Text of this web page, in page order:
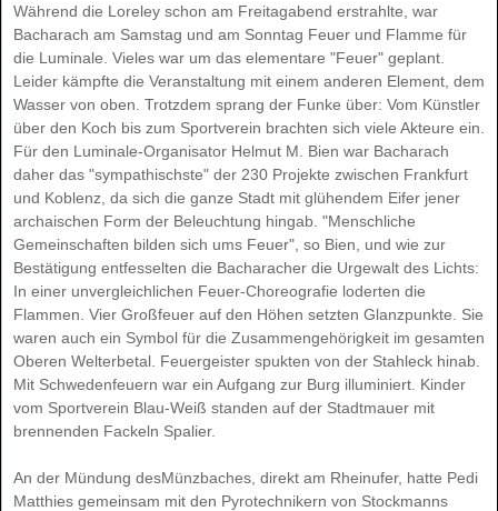
Während die Loreley schon am Freitagabend erstrahlte, war
Bacharach am Samstag und am Sonntag Feuer und Flamme für
die Luminale. Vieles war um das elementare "Feuer" geplant.
Leider kämpfte die Veranstaltung mit einem anderen Element, dem
Wasser von oben. Trotzdem sprang der Funke über: Vom Künstler
über den Koch bis zum Sportverein brachten sich viele Akteure ein.
Für den Luminale-Organisator Helmut M. Bien war Bacharach
daher das "sympathischste" der 230 Projekte zwischen Frankfurt
und Koblenz, da sich die ganze Stadt mit glühendem Eifer jener
archaischen Form der Beleuchtung hingab. "Menschliche
Gemeinschaften bilden sich ums Feuer", so Bien, und wie zur
Bestätigung entfesselten die Bacharacher die Urgewalt des Lichts:
In einer unvergleichlichen Feuer-Choreografie loderten die
Flammen. Vier Großfeuer auf den Höhen setzten Glanzpunkte. Sie
waren auch ein Symbol für die Zusammengehörigkeit im gesamten
Oberen Welterbetal. Feuergeister spukten von der Stahleck hinab.
Mit Schwedenfeuern war ein Aufgang zur Burg illuminiert. Kinder
vom Sportverein Blau-Weiß standen auf der Stadtmauer mit
brennenden Fackeln Spalier.
An der Mündung desMünzbaches, direkt am Rheinufer, hatte Pedi
Matthies gemeinsam mit den Pyrotechnikern von Stockmanns